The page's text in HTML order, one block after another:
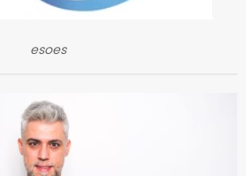
esoes